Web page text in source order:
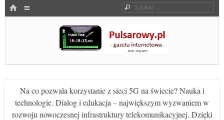
HOME Szukaj
Pulsarowy.pl
Na co pozwala korzystanie z sieci 5G na świecie? Nauka i
technologie. Dialog i edukacja – największym wyzwaniem w
rozwoju nowoczesnej infrastruktury telekomunikacyjnej. Dzięki